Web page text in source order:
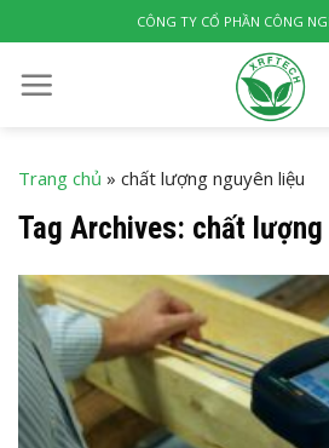
to
content
CÔNG TY CỔ PHẦN CÔNG
Trang chủ » chất lượng nguyên liệu
Tag Archives: chất lượng